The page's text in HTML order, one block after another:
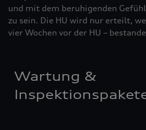
und mit dem beruhigenden
zu sein. Die HU wird nur erteilt,
vier ­Woch­en vor der HU –
Wartung &